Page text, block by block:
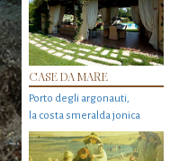
CASE DA MARE
Porto degli argonauti,
la costa smeralda jonica